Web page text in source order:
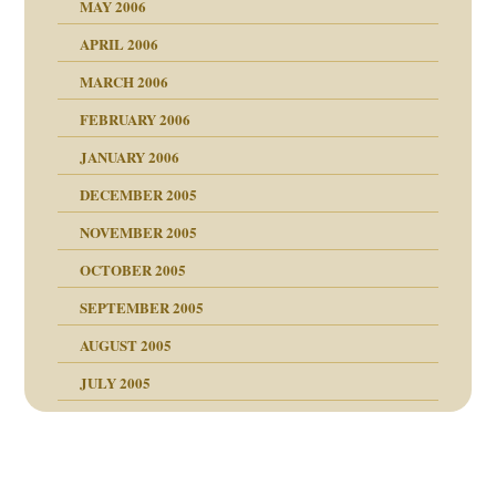
MAY 2006
APRIL 2006
MARCH 2006
FEBRUARY 2006
JANUARY 2006
DECEMBER 2005
NOVEMBER 2005
OCTOBER 2005
SEPTEMBER 2005
AUGUST 2005
JULY 2005